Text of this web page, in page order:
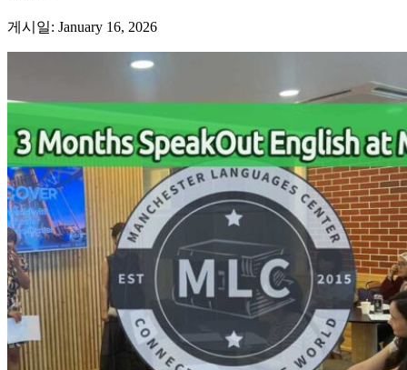
게시일: January 16, 2026